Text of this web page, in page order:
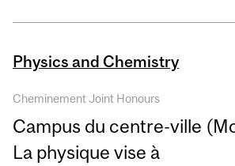
Physics and Chemistry
Cheminement Joint Honours
Campus du centre-ville
La physique vise à